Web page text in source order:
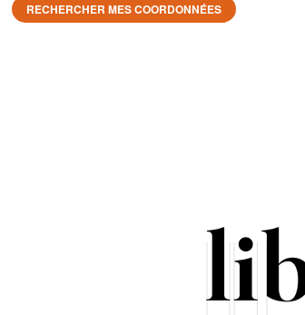
RECHERCHER MES COORDONNÉES